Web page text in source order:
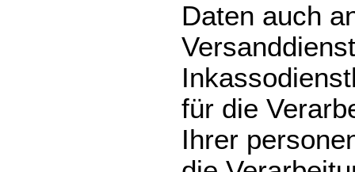
Daten auch
für die
Ihrer